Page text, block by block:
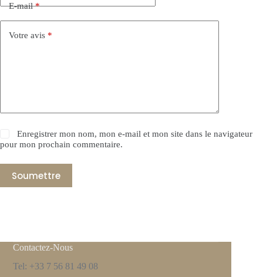
E-mail*
Votre avis *
Enregistrer mon nom, mon e-mail et mon site dans le navigateur
pour mon prochain commentaire.
Soumettre
Contactez-Nous
Tel: +33 7 56 81 49 08